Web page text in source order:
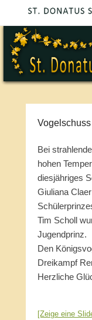
Bei
hohen
diesjähriges
Giuliana
Tim Scholl
Jugendprinz.
Den
Dreikampf
Herzliche
[Zeige eine